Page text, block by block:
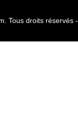
Tous droits réservés -